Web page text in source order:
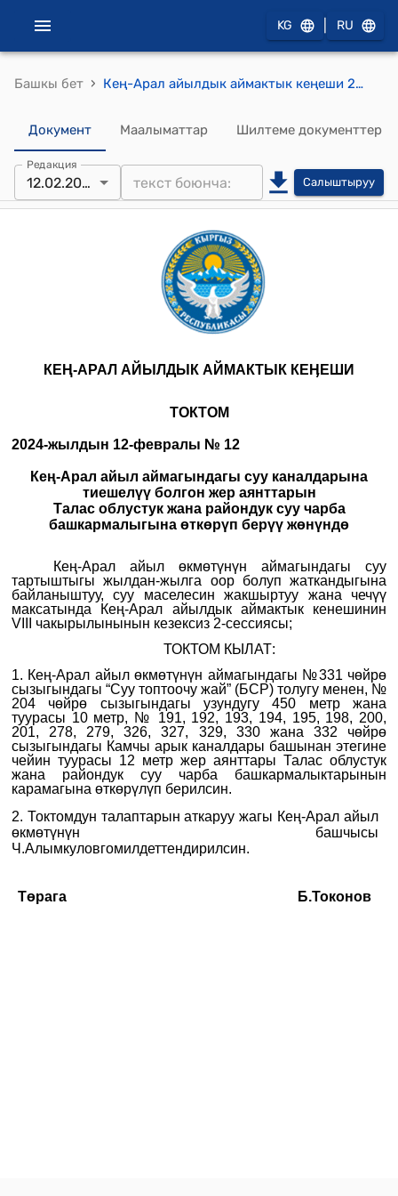
KG RU
Башкы бет › Кең-Арал айылдык аймактык кеңеши 2024-жылдын 12-февралындагы № 12 "Кең-Арал айыл аймагындагы суу каналдарына тиешелүү болгон жер аянттарын" "Талас облустук жана райондук суу чарба башкармалыгына өткөрүп берүү жөнүндө" токтому
Документ Маалыматтар Шилтеме документтер
Редакция
12.02.2024 Салыштыруу